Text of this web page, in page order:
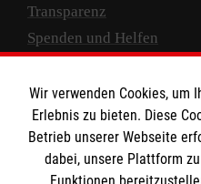
Transparenz
Spenden und Helfen
Empfänger: Malteser
IBAN: DE10 3706 0120
BIC: GENODED 1PA7
Wir verwenden Cookies, um
Erlebnis zu bieten. Diese
Betrieb unserer Webseite
dabei, unsere Plattform